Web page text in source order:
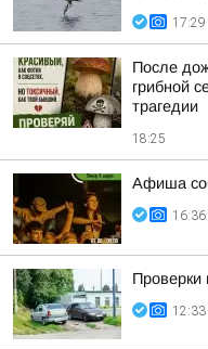
17:29
После
грибной
трагедии
18:25
Афиша
16:36
Проверки
12:33